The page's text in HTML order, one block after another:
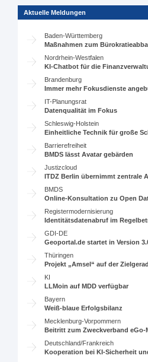
Aktuelle Meldungen
Baden-Württemberg
Maßnahmen zum
Nordrhein-Westfalen
KI-Chatbot für die
Brandenburg
Immer mehr Fokusdienste
IT-Planungsrat
Datenqualität im Fokus
Schleswig-Holstein
Einheitliche Technik für große
Barrierefreiheit
BMDS lässt Avatar gebärden
Justizcloud
ITDZ Berlin übernimmt zentrale
BMDS
Online-Konsultation zu Open
Registermodernisierung
Identitätsdatenabruf im
GDI-DE
Geoportal.de startet in Version
Thüringen
Projekt „Amsel“ auf der
KI
LLMoin auf MDD verfügbar
Bayern
Weiß-blaue Erfolgsbilanz
Mecklenburg-Vorpommern
Beitritt zum Zweckverband eGo-
Deutschland/Frankreich
Kooperation bei KI-Sicherheit